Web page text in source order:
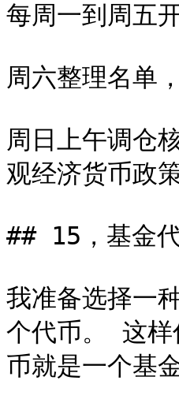
每周一到周五
周六整理名单，
周日上午调仓
观经济货币政策
## 15，基金
我准备选择一
个代币。 这样
币就是一个基